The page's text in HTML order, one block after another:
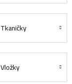
Tkaničky
Vložky